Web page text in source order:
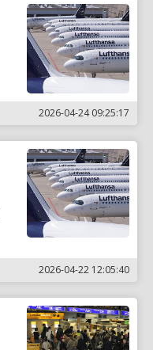
2026-04-24 09:25:17
2026-04-22 12:05:40